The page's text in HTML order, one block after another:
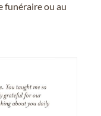
funéraire ou au